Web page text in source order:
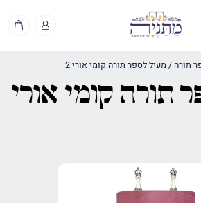
תורה / מעיל לספר תורה קומי אורי 2
תורה קומי אורי